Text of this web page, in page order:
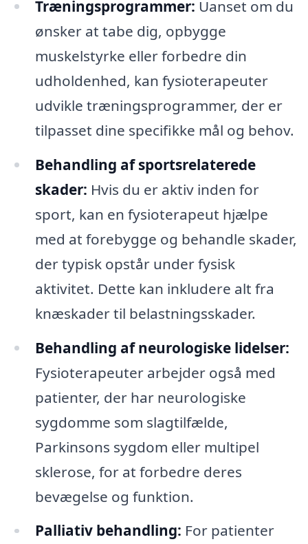
Træningsprogrammer: Uanset om du
ønsker at tabe dig, opbygge
muskelstyrke eller forbedre din
udholdenhed, kan fysioterapeuter
udvikle træningsprogrammer, der er
tilpasset dine specifikke mål og behov.
Behandling af sportsrelaterede
skader: Hvis du er aktiv inden for
sport, kan en fysioterapeut hjælpe
med at forebygge og behandle skader,
der typisk opstår under fysisk
aktivitet. Dette kan inkludere alt fra
knæskader til belastningsskader.
Behandling af neurologiske lidelser:
Fysioterapeuter arbejder også med
patienter, der har neurologiske
sygdomme som slagtilfælde,
Parkinsons sygdom eller multipel
sklerose, for at forbedre deres
bevægelse og funktion.
Palliativ behandling: For patienter